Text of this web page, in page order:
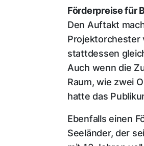
Förderpreise für
Den Auftakt
Projektorchester
stattdessen
Auch wenn die
Raum, wie zwei
hatte das
Ebenfalls einen
Seeländer, der